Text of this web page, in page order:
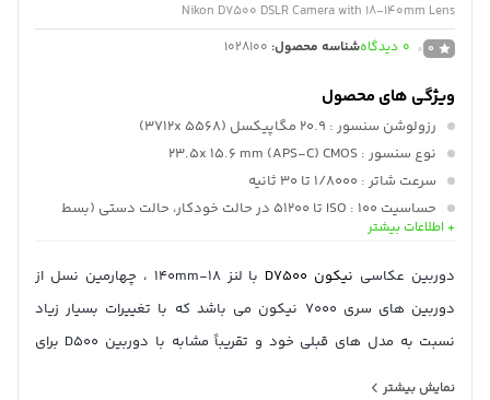
Nikon D7500 DSLR Camera with 18-140mm Lens
0
0 دیدگاهشناسه محصول: 1028100
ویژگی های محصول
رزولوشن سنسور : 20.9 مگاپیکسل (5568 3712x)
نوع سنسور : 23.5x 15.6 mm (APS-C) CMOS
سرعت شاتر : 1/8000 تا 30 ثانیه
حساسیت ISO
: 100 تا 51200 در حالت خودکار، حالت دستی (بسط
داده شده: 50 تا 164000)
پشتیبانی رم
ارتباط بیسیم: وای فای، بلوتوث
نمایشگر: 3.2 اینچی لمسی متحرک
+ اطلاعات بیشتر
دوربین عکاسی نیکون D7500
با لنز 18-140mm ، چهارمین نسل از
دوربین های سری 7000 نیکون می باشد که با تغییرات بسیار زیاد
نسبت به مدل های قبلی خود و تقریباً مشابه با دوربین D500 برای
نمایش بیشتر